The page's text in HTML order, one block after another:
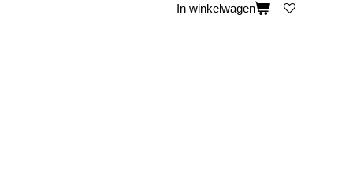
In winkelwagen